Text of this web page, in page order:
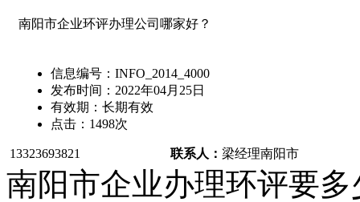
南阳市企业环评办理公司哪家好？
信息编号： INFO_2014_4000
发布时间： 2022年04月25日
有效期： 长期有效
点击： 1498次
13323693821 联系人： 梁经理南阳市
南阳市企业办理环评要